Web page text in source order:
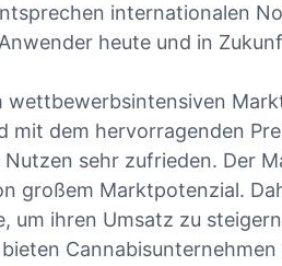
internationalen
heute und in
wettbewerbsintensiven
mit dem hervorragenden
sehr zufrieden. Der
großem Marktpotenzial.
um ihren Umsatz zu
Cannabisunternehmen